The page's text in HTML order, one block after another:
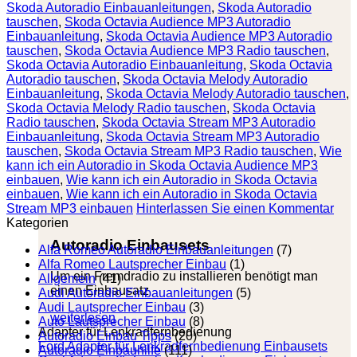
Autoradio Einbausets
Um ein Fremdradio zu installieren benötigt man
einen Einbausatz
weiterlesen
Adapter für Lenkradfernbedienung
Ford Adapter für Lenkradfernbedienung Einbausets
Skoda Autoradio Einbauanleitungen, Skoda Autoradio
tauschen, Skoda Octavia Audience MP3 Autoradio
Einbauanleitung, Skoda Octavia Audience MP3 Autoradio
tauschen, Skoda Octavia Audience MP3 Radio tauschen,
Skoda Octavia Autoradio Einbauanleitung, Skoda Octavia
Autoradio tauschen, Skoda Octavia Melody Autoradio
Einbauanleitung, Skoda Octavia Melody Autoradio tauschen,
Skoda Octavia Melody Radio tauschen, Skoda Octavia
Radio tauschen, Skoda Octavia Stream MP3 Autoradio
Einbauanleitung, Skoda Octavia Stream MP3 Autoradio
tauschen, Skoda Octavia Stream MP3 Radio tauschen, Wie
kann ich ein Autoradio in Skoda Octavia Audience MP3
einbauen, Wie kann ich ein Autoradio in Skoda Octavia
einbauen, Wie kann ich ein Autoradio in Skoda Octavia
Stream MP3 einbauen Hinterlassen Sie einen Kommentar
Kategorien
Alfa Romeo Autoradio Einbauanleitungen (7)
Alfa Romeo Lautsprecher Einbau (1)
Allgemein(41)
Audi Autoradio Einbauanleitungen (5)
Audi Lautsprecher Einbau (3)
Auto Lautsprecher Einbau (8)
Autoradio Einbau Tipps(20)
Autoradio Einbauhilfe(111)